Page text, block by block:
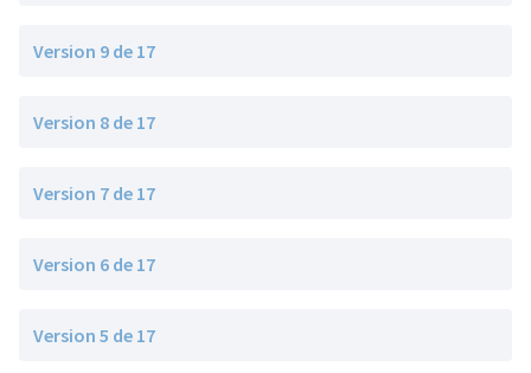
Version 9 de 17
Version 8 de 17
Version 7 de 17
Version 6 de 17
Version 5 de 17